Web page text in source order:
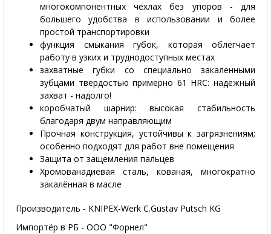
многокомпонентных чехлах без упоров - для
большего удобства в использовании и более
простой транспортировки
функция смыкания губок, которая облегчает
работу в узких и труднодоступных местах
захватные губки со специально закаленными
зубцами твердостью примерно 61 HRC: надежный
захват - надолго!
коробчатый шарнир: высокая стабильность
благодаря двум направляющим
Прочная конструкция, устойчивы к загрязнениям;
особенно подходят для работ вне помещения
Защита от защемления пальцев
Хромованадиевая сталь, кованая, многократно
закалённая в масле
Производитель - KNIPEX-Werk C.Gustav Putsch KG
Импортёр в РБ - ООО "Форнел"